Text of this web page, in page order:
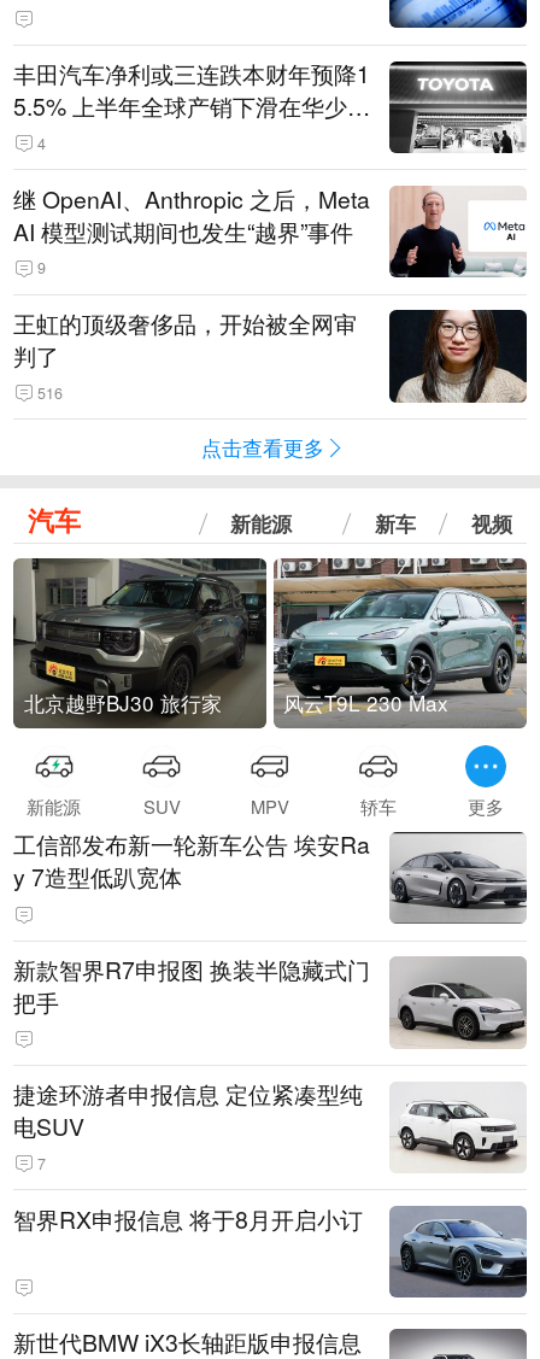
丰田汽车净利或三连跌本财年预降1
5.5% 上半年全球产销下滑在华少卖
14.3万辆
4
继 OpenAI、Anthropic 之后，Meta
AI 模型测试期间也发生“越界”事件
9
王虹的顶级奢侈品，开始被全网审
判了
516
点击查看更多
汽车 新能源 新车 视频
北京越野BJ30 旅行家 风云T9L 230 Max
新能源 SUV MPV 轿车 更多
工信部发布新一轮新车公告 埃安Ra
y 7造型低趴宽体
新款智界R7申报图 换装半隐藏式门
把手
捷途环游者申报信息 定位紧凑型纯
电SUV
7
智界RX申报信息 将于8月开启小订
新世代BMW iX3长轴距版申报信息